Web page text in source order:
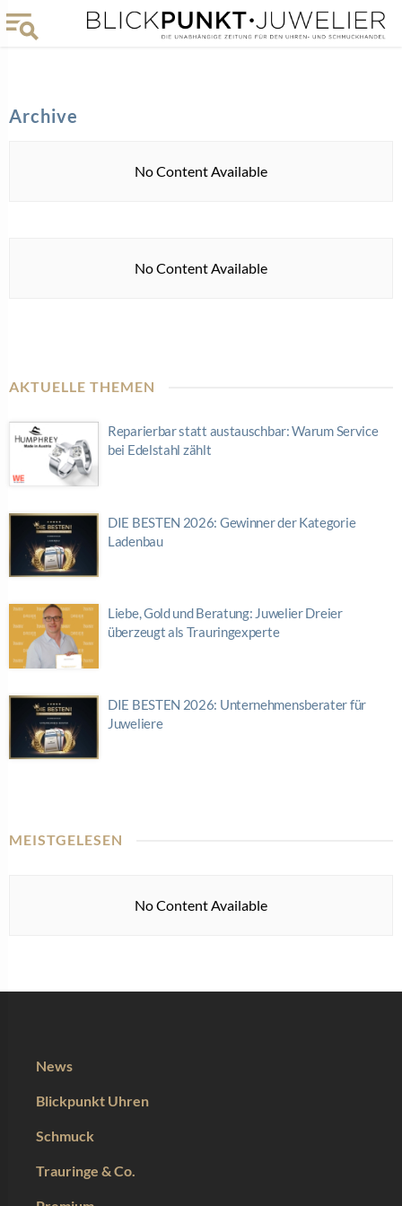
Archive
No Content Available
No Content Available
AKTUELLE THEMEN
Reparierbar statt austauschbar: Warum Service
bei Edelstahl zählt
DIE BESTEN 2026: Gewinner der Kategorie
Ladenbau
Liebe, Gold und Beratung: Juwelier Dreier
überzeugt als Trauringexperte
DIE BESTEN 2026: Unternehmensberater für
Juweliere
MEISTGELESEN
No Content Available
News
Blickpunkt Uhren
Schmuck
Trauringe & Co.